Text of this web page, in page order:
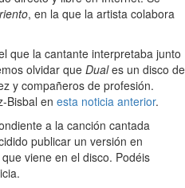
, en la que la artista colabora
que la cantante interpretaba junto
olvidar que Duales un disco de
y compañeros de profesión.
Bisbal en esta noticia anterior.
a la canción cantada
publicar un versión en
viene en el disco. Podéis